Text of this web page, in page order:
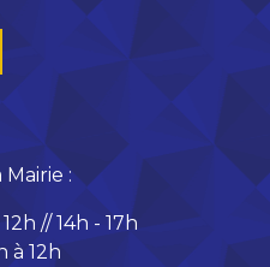
:
// 14h - 17h
à 12h